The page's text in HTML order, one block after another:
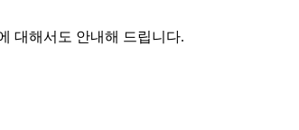
대해서도 안내해 드립니다.